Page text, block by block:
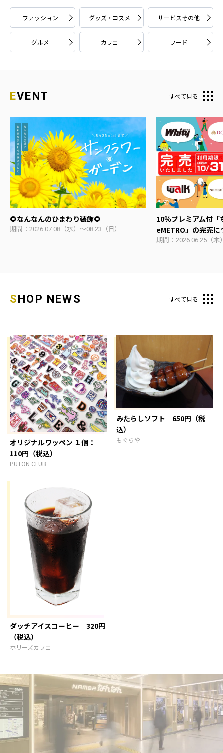
ファッション グッズ・コスメ サービスその他
グルメ カフェ フード
EVENT すべて見る
🌻なんなんのひまわり装飾🌻
期間：2026.07.08（水）～08.23（日）
10％プレミアム付「
eMETRO」の完売に
期間：2026.06.25（木
SHOP NEWS すべて見る
オリジナルワッペン １個：
110円（税込）
PUTON CLUB
みたらしソフト 650円（税
込）
もぐらや
ダッチアイスコーヒー 320円
（税込）
ホリーズカフェ